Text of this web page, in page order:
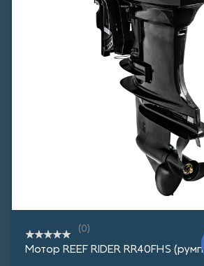
(0)
Мотор REEF RIDER RR40FHS (румп.)